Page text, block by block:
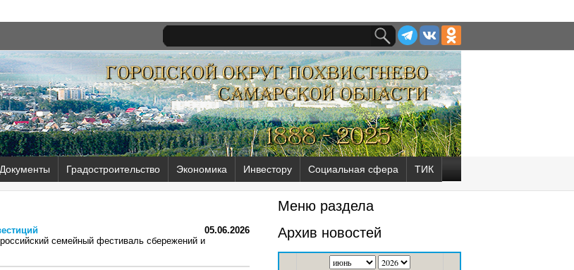
Документы Градостроительство Экономика Инвестору Социальная сфера ТИК
05.06.2026
семейный фестиваль сбережений и
Меню раздела
Архив новостей